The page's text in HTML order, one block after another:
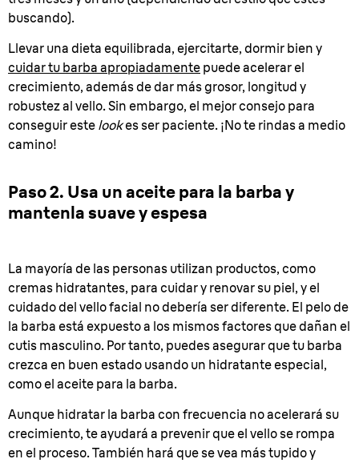
buscando).
Llevar una dieta equilibrada, ejercitarte, dormir bien y
cuidar tu barba apropiadamente puede acelerar el
crecimiento, además de dar más grosor, longitud y
robustez al vello. Sin embargo, el mejor consejo para
conseguir este lookes ser paciente. ¡No te rindas a medio
camino!
Paso 2. Usa un aceite para la barba y
mantenla suave y espesa
La mayoría de las personas utilizan productos, como
cremas hidratantes, para cuidar y renovar su piel, y el
cuidado del vello facial no debería ser diferente. El pelo de
la barba está expuesto a los mismos factores que dañan el
cutis masculino. Por tanto, puedes asegurar que tu barba
crezca en buen estado usando un hidratante especial,
como el aceite para la barba.
Aunque hidratar la barba con frecuencia no acelerará su
crecimiento, te ayudará a prevenir que el vello se rompa
en el proceso. También hará que se vea más tupido y